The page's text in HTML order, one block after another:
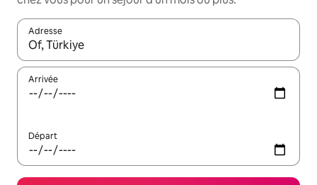
Adresse
Lorsque les résultats s'affichent, utilisez les flèches vers le
Arrivée
Départ